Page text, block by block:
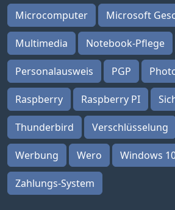
Microcomputer Microsoft
Multimedia Notebook-Pflege
Personalausweis PGP
Raspberry Raspberry PI
Thunderbird Verschlüsselung
Werbung Wero Windows
Zahlungs-System